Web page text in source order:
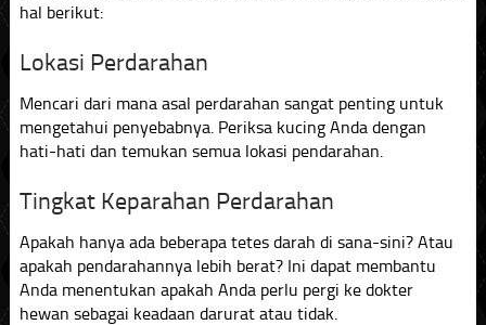
hal berikut:
Lokasi Perdarahan
Mencari dari mana asal perdarahan sangat penting untuk
mengetahui penyebabnya. Periksa kucing Anda dengan
hati-hati dan temukan semua lokasi pendarahan.
Tingkat Keparahan Perdarahan
Apakah hanya ada beberapa tetes darah di sana-sini? Atau
apakah pendarahannya lebih berat? Ini dapat membantu
Anda menentukan apakah Anda perlu pergi ke dokter
hewan sebagai keadaan darurat atau tidak.